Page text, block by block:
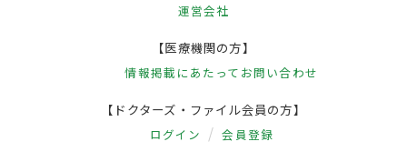
運営会社
【医療機関の方】
情報掲載にあたって お問い合わせ
【ドクターズ・ファイル会員の方】
ログイン 会員登録